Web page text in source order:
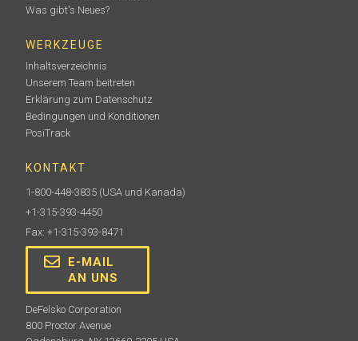
Was gibt's Neues?
WERKZEUGE
Inhaltsverzeichnis
Unserem Team beitreten
Erklärung zum Datenschutz
Bedingungen und Konditionen
PosiTrack
KONTAKT
1-800-448-3835 (USA und Kanada)
+1-315-393-4450
Fax: +1-315-393-8471
E-MAIL
AN UNS
DeFelsko Corporation
800 Proctor Avenue